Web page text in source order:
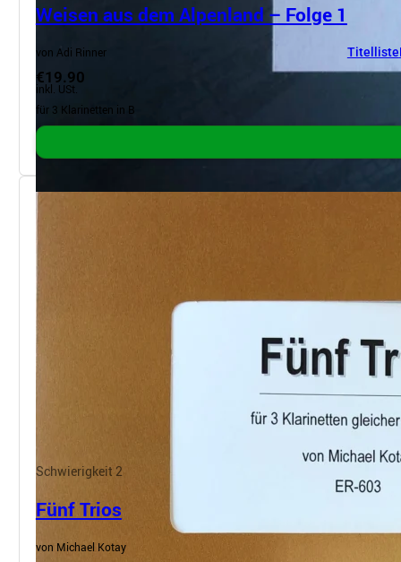
Weisen aus dem Alpenland – Folge 1
von Adi Rinner Titelliste
€19.90
inkl. USt.
für 3 Klarinetten in B
Schwierigkeit 2
Fünf Trios
von Michael Kotay